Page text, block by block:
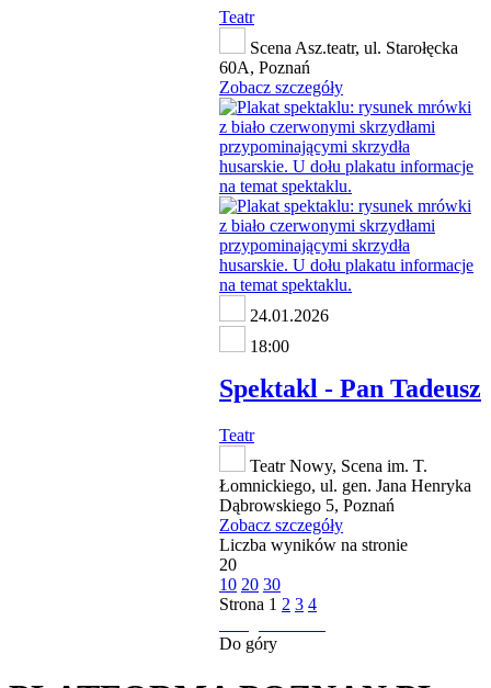
Teatr
Scena Asz.teatr, ul. Starołęcka
60A, Poznań
Zobacz szczegóły
24.01.2026
18:00
Spektakl - Pan Tadeusz
Teatr
Teatr Nowy, Scena im. T.
Łomnickiego, ul. gen. Jana Henryka
Dąbrowskiego 5, Poznań
Zobacz szczegóły
Liczba wyników na stronie
20
10 20 30
Strona 1 2 3 4
Do góry